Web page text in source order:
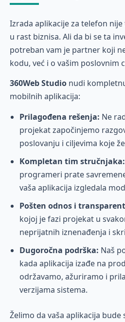
Izrada aplikacije za telefon
u rast biznisa. Ali da bi se ta
potreban vam je partner koji
kodu, već i o vašim poslovnim
360Web Studio nudi
mobilnih aplikacija:
Prilagođena rešenja: Ne
projekat započinjemo
poslovanju i ciljevima koje
Kompletan tim stručnjaka:
programeri prate
vaša aplikacija izgledala
Pošten odnos i
kojoj je fazi projekat u
neprijatnih iznenađenja i
Dugoročna podrška: Naš
kada aplikacija izađe na
održavamo, ažuriramo i
verzijama sistema.
Želimo da vaša aplikacija bude